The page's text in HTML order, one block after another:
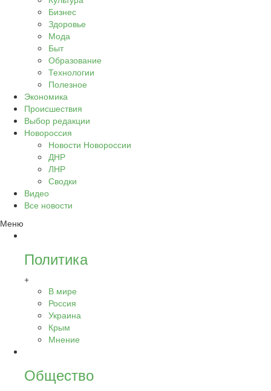
Бизнес
Здоровье
Мода
Быт
Образование
Технологии
Полезное
Экономика
Происшествия
Выбор редакции
Новороссия
Новости Новороссии
ДНР
ЛНР
Сводки
Видео
Все новости
Меню
Политика
+
В мире
Россия
Украина
Крым
Мнение
Общество